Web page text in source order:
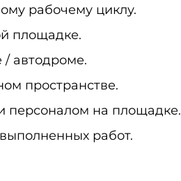
рабочему циклу.
площадке.
автодроме.
пространстве.
персоналом на площадке.
работ.